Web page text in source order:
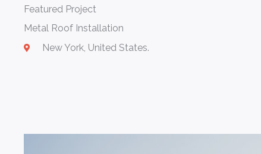
Featured Project
Metal Roof Installation
New York, United States.